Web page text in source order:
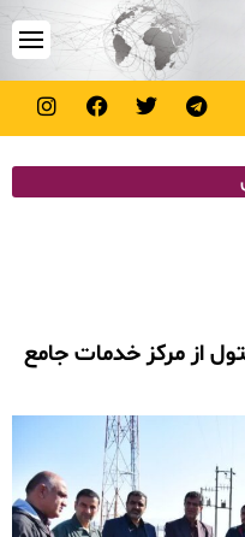
از مرکز خدمات جامع